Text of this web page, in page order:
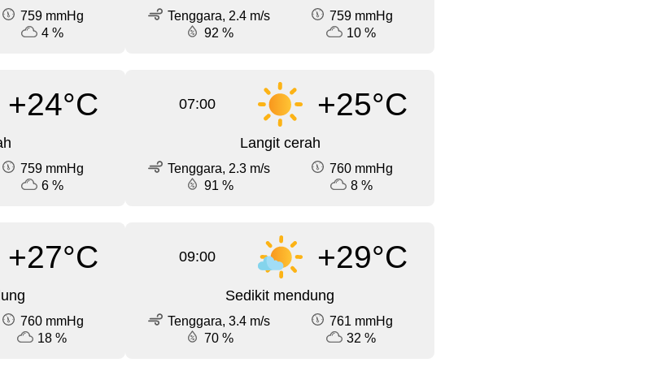
759 mmHg
4 %
Tenggara, 2.4 m/s
759 mmHg
92 %
10 %
+24°C
759 mmHg
6 %
07:00 +25°C
Langit cerah
Tenggara, 2.3 m/s
760 mmHg
91 %
8 %
+27°C
760 mmHg
18 %
09:00 +29°C
Sedikit mendung
Tenggara, 3.4 m/s
761 mmHg
70 %
32 %